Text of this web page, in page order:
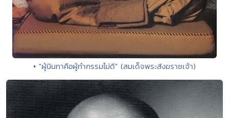
• "ผู้นินทาคือผู้ทำกรรมไม่ดี" (สมเด็จพระสังฆราชเจ้า)